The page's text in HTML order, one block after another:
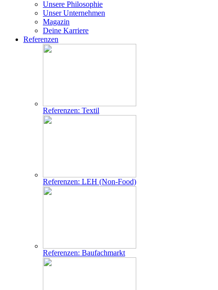
Unsere Philosophie
Unser Unternehmen
Magazin
Deine Karriere
Referenzen
Referenzen: Textil
Referenzen: LEH (Non-Food)
Referenzen: Baufachmarkt